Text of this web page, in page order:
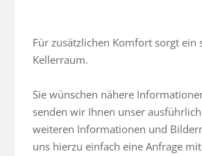
Für zusätzlichen Komfort sorgt ein
Kellerraum.
Sie wünschen nähere
senden wir Ihnen unser
weiteren Informationen und
uns hierzu einfach eine Anfrage